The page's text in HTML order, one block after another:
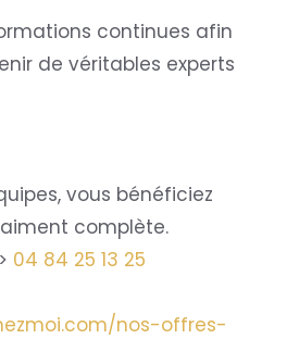
continues afin
de véritables experts
vous bénéficiez
complète.
04 84 25 13 25
nos-offres-